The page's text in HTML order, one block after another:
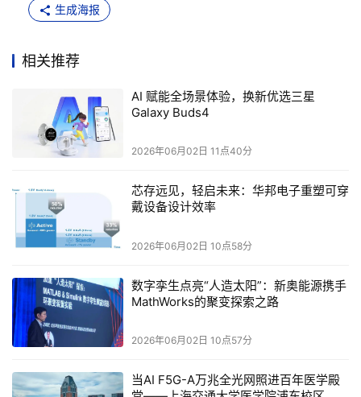
Buds4 Pro在佩戴方式上各有侧重：三星Galaxy Buds4采用
Buds4 Pro采用入耳式设计，物理隔音更彻底，沉浸感更
强，适合追求极致听感的用户。
生成海报
相关推荐
AI 赋能全场景体验，换新优选三星
Galaxy Buds4
2026年06月02日 11点40分
芯存远见，轻启未来：华邦电子重塑可穿
戴设备设计效率
2026年06月02日 10点58分
数字孪生点亮“人造太阳”：新奥能源携手
MathWorks的聚变探索之路
2026年06月02日 10点57分
当AI F5G-A万兆全光网照进百年医学殿